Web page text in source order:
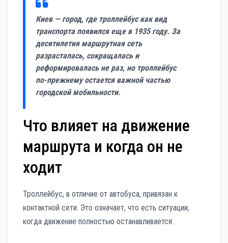
Киев — город, где троллейбус как вид
транспорта появился еще в 1935 году. За
десятилетия маршрутная сеть
разрасталась, сокращалась и
реформировалась не раз, но троллейбус
по-прежнему остается важной частью
городской мобильности.
Что влияет на движение
маршрута и когда он не
ходит
Троллейбус, в отличие от автобуса, привязан к
контактной сети. Это означает, что есть ситуации,
когда движение полностью останавливается: